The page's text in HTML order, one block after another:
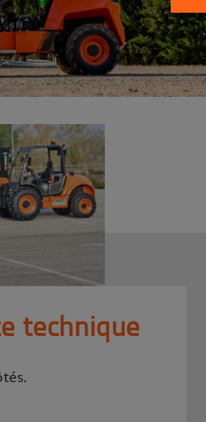
technique